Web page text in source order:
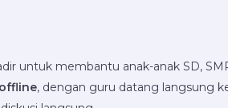
untuk membantu anak-anak SD,
offline, dengan guru datang langsung